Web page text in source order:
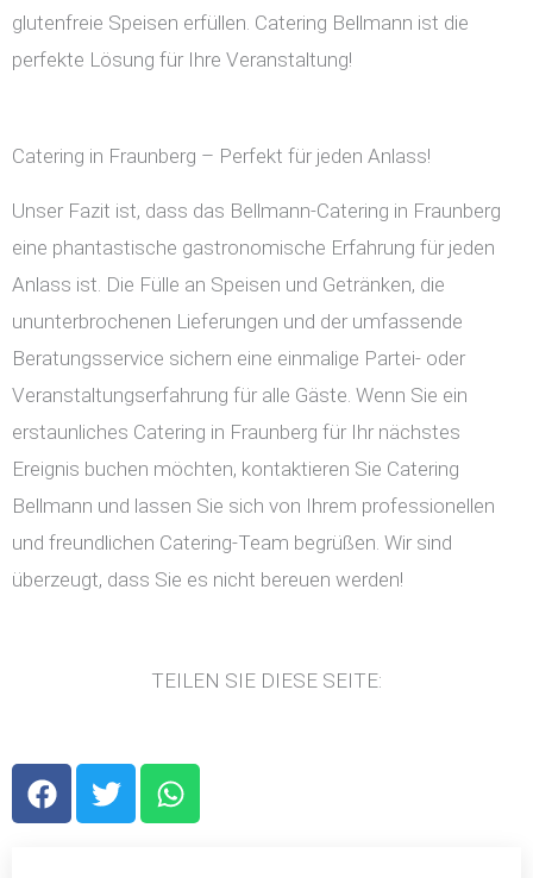
glutenfreie Speisen erfüllen. Catering Bellmann ist die
perfekte Lösung für Ihre Veranstaltung!
Catering in Fraunberg – Perfekt für jeden Anlass!
Unser Fazit ist, dass das Bellmann-Catering in Fraunberg
eine phantastische gastronomische Erfahrung für jeden
Anlass ist. Die Fülle an Speisen und Getränken, die
ununterbrochenen Lieferungen und der umfassende
Beratungsservice sichern eine einmalige Partei- oder
Veranstaltungserfahrung für alle Gäste. Wenn Sie ein
erstaunliches Catering in Fraunberg für Ihr nächstes
Ereignis buchen möchten, kontaktieren Sie Catering
Bellmann und lassen Sie sich von Ihrem professionellen
und freundlichen Catering-Team begrüßen. Wir sind
überzeugt, dass Sie es nicht bereuen werden!
TEILEN SIE DIESE SEITE:
F
a
T
w
W
h